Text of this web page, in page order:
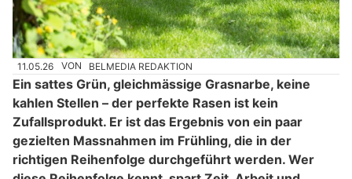
11.05.26 VON BELMEDIA REDAKTION
Ein sattes Grün, gleichmässige Grasnarbe, keine
kahlen Stellen – der perfekte Rasen ist kein
Zufallsprodukt. Er ist das Ergebnis von ein paar
gezielten Massnahmen im Frühling, die in der
richtigen Reihenfolge durchgeführt werden. Wer